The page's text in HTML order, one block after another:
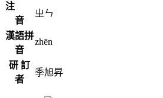
注
音
ㄓㄣ
漢語拼
音
zhēn
研 訂
者
季旭昇